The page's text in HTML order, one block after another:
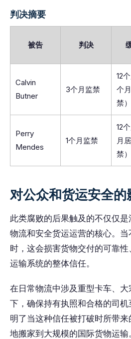
判决摘要
被告 判决
Calvin
Butner
3个月监禁
12
个
禁）
Perry
Mendes
1个月监禁
12
月
禁）
对公众和货运安全的
此类腐败的后果触及的不仅仅
物流和安全货运运营的核心。
时，这会损害货物交付的可靠
运输系统的整体信任。
在日常物流中涉及重型卡车、
下，确保持有执照和合格的司
明了当这种信任被打破时所带
地搬家到大规模的国际货物运输